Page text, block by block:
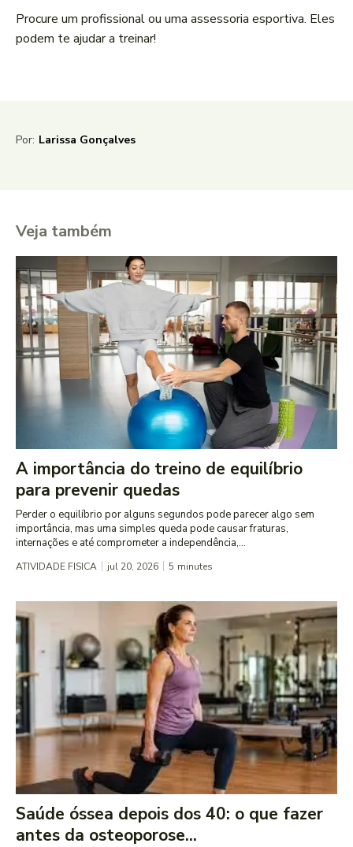
Procure um profissional ou uma assessoria esportiva. Eles
podem te ajudar a treinar!
Por: Larissa Gonçalves
Veja também
A importância do treino de equilíbrio
para prevenir quedas
Perder o equilíbrio por alguns segundos pode parecer algo sem
importância, mas uma simples queda pode causar fraturas,
internações e até comprometer a independência,...
ATIVIDADE FISICA jul 20, 2026 5 minutes
Saúde óssea depois dos 40: o que fazer
antes da osteoporose...